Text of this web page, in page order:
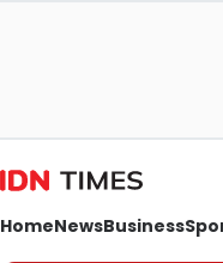
HomeNewsBusiness